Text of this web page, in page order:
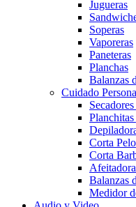
Jugueras
Soperas
Vaporeras
Paneteras
Planchas
Balanzas
Cuidado
Corta Pelo
Corta
Balanzas
Medidor